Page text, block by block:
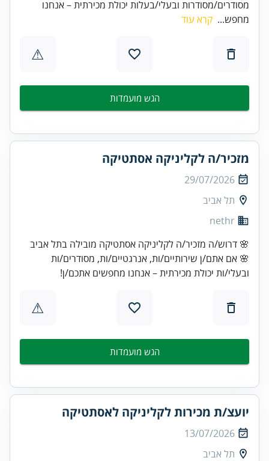
מסודרים/מסודרות ובעלי/בעלות יכולת מכירתית – אנחנו
מחפש... קרא עוד
⚠
הגש מועמדות
מזכיר/ה לקליניקה אסתטיקה
29/07/2026
תל אביב
nethr
🌸 דרוש/ה מזכיר/ה לקליניקה אסתטיקה מובילה בתל אביב
🌸 אם אתם/ן שירותיים/ות, אנרגטיים/ות, מסודרים/ות
ובעלי/ות יכולת מכירתית – אנחנו מחפשים אתכם/ן!
⚠
הגש מועמדות
יועצ/ת מכירות לקליניקה לאסתטיקה
13/07/2026
תל אביב